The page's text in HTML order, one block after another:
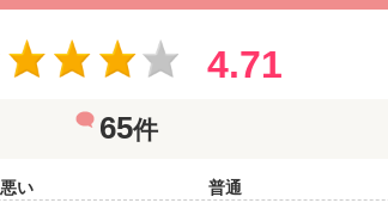
4.71
65件
悪い 普通